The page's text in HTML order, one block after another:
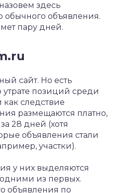
здесь
объявления.
пару дней.
сайт. Но есть
позиций среди
следствие
размещаются платно,
28 дней (хотя
объявления стали
участки).
у них выделяются
из первых.
объявления по